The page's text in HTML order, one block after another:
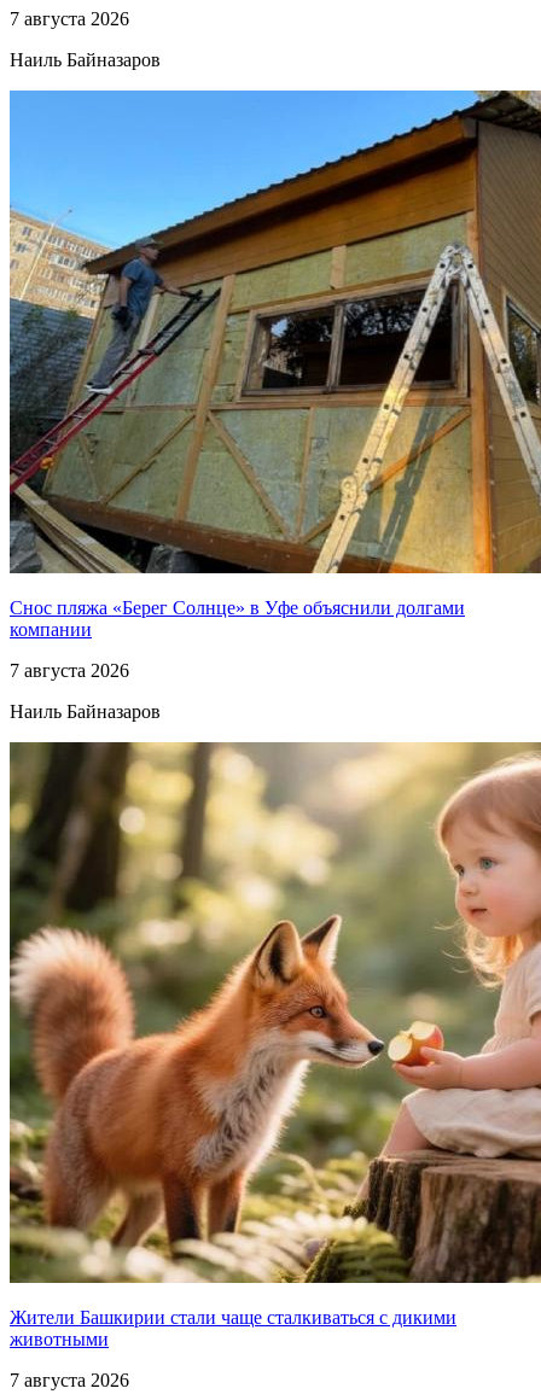
7 августа 2026
Наиль Байназаров
Снос пляжа «Берег Солнце» в Уфе объяснили долгами
компании
7 августа 2026
Наиль Байназаров
Жители Башкирии стали чаще сталкиваться с дикими
животными
7 августа 2026